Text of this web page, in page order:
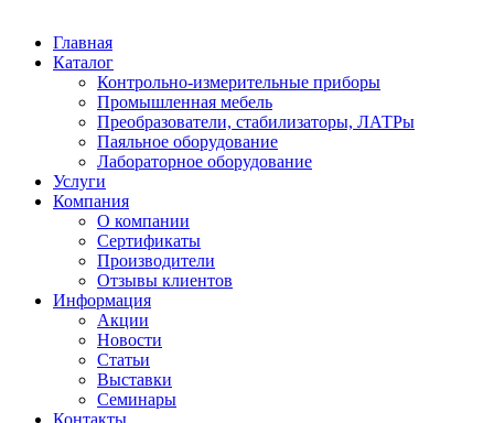
Главная
Каталог
Контрольно-измерительные приборы
Промышленная мебель
Преобразователи, стабилизаторы, ЛАТРы
Паяльное оборудование
Лабораторное оборудование
Услуги
Компания
О компании
Сертификаты
Производители
Отзывы клиентов
Информация
Акции
Новости
Статьи
Выставки
Семинары
Контакты